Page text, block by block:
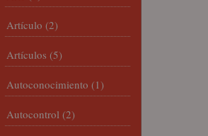
Artículo (2)
Artículos (5)
Autoconocimiento (1)
Autocontrol (2)